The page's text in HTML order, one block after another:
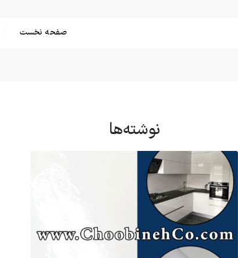
صفحه نخست
نوشته‌ها